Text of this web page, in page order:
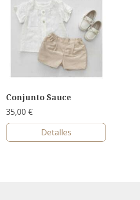
Conjunto Sauce
35,00 €
Detalles